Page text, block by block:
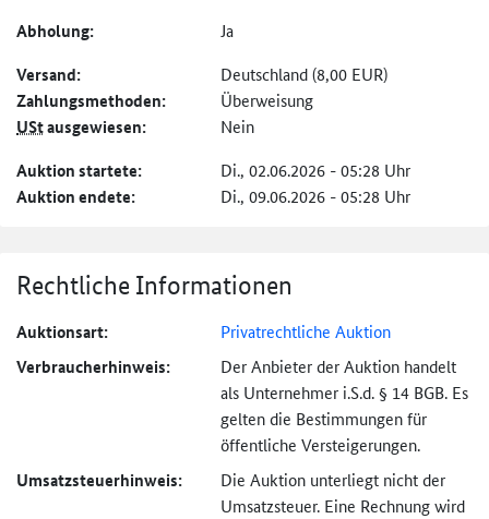
Abholung: Ja
Versand: Deutschland (8,00 EUR)
Zahlungs­methoden: Überweisung
UStausgewiesen: Nein
Auktion startete: Di., 02.06.2026 - 05:28 Uhr
Auktion endete: Di., 09.06.2026 - 05:28 Uhr
Rechtliche Informationen
Auktionsart: Privatrechtliche Auktion
Verbraucher­hinweis:
Der Anbieter der Auktion handelt
als Unternehmer i.S.d. § 14 BGB. Es
gelten die Bestimmungen für
öffentliche Versteigerungen.
Umsatzsteuer­hinweis:
Die Auktion unterliegt nicht der
Umsatzsteuer. Eine Rechnung wird